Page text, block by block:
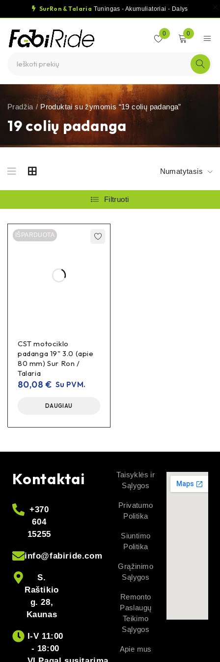
SurRon & Talaria Tuningas - Akumuliatoriai - Dalys
0 0
19 colių padanga
Pradžia / Produktai su žymomis “19 colių padanga”
Numatytasis
Filtruoti
IŠPARDUOTA
CST motociklo
padanga 19" 3.0 (apie
80 mm) Sur Ron /
Talaria
80,08€ Su PVM.
DAUGIAU
Kontaktai
+370
604
15255
info@fabiride.com
S.
Raštikio
g. 28,
Kaunas
I-V 11:00
- 18:00
Taisyklės ir
Sąlygos
Privatumo
Politika
Siuntimo
Politika
Grąžinimo
Sąlygos
Remonto
Paslaugų
Teikimo
Sąlygos
Apie mus